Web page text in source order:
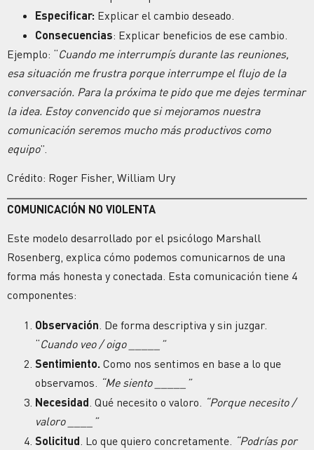
Especificar: Explicar el cambio deseado.
Consecuencias: Explicar beneficios de ese cambio.
Ejemplo: “Cuando me interrumpís durante las reuniones,
esa situación me frustra porque interrumpe el flujo de la
conversación. Para la próxima te pido que me dejes terminar
la idea. Estoy convencido que si mejoramos nuestra
comunicación seremos mucho más productivos como
equipo”.
Crédito: Roger Fisher, William Ury
COMUNICACIÓN NO VIOLENTA
Este modelo desarrollado por el psicólogo Marshall
Rosenberg, explica cómo podemos comunicarnos de una
forma más honesta y conectada. Esta comunicación tiene 4
componentes:
Observación . De forma descriptiva y sin juzgar.
“Cuando veo / oigo _____”
Sentimiento. Como nos sentimos en base a lo que
observamos.
“Me siento _____”
Necesidad . Qué necesito o valoro.
“Porque necesito /
valoro ____”
Solicitud . Lo que quiero concretamente. “Podrías por